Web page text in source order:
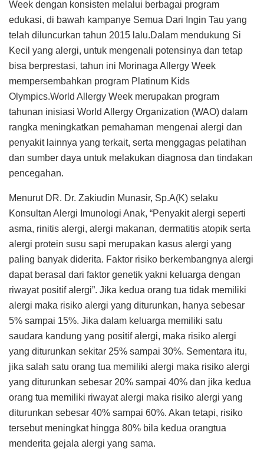
Week dengan konsisten melalui berbagai program
edukasi, di bawah kampanye Semua Dari Ingin Tau yang
telah diluncurkan tahun 2015 lalu.Dalam mendukung Si
Kecil yang alergi, untuk mengenali potensinya dan tetap
bisa berprestasi, tahun ini Morinaga Allergy Week
mempersembahkan program Platinum Kids
Olympics.World Allergy Week merupakan program
tahunan inisiasi World Allergy Organization (WAO) dalam
rangka meningkatkan pemahaman mengenai alergi dan
penyakit lainnya yang terkait, serta menggagas pelatihan
dan sumber daya untuk melakukan diagnosa dan tindakan
pencegahan.
Menurut DR. Dr. Zakiudin Munasir, Sp.A(K) selaku
Konsultan Alergi Imunologi Anak, “Penyakit alergi seperti
asma, rinitis alergi, alergi makanan, dermatitis atopik serta
alergi protein susu sapi merupakan kasus alergi yang
paling banyak diderita. Faktor risiko berkembangnya alergi
dapat berasal dari faktor genetik yakni keluarga dengan
riwayat positif alergi”. Jika kedua orang tua tidak memiliki
alergi maka risiko alergi yang diturunkan, hanya sebesar
5% sampai 15%. Jika dalam keluarga memiliki satu
saudara kandung yang positif alergi, maka risiko alergi
yang diturunkan sekitar 25% sampai 30%. Sementara itu,
jika salah satu orang tua memiliki alergi maka risiko alergi
yang diturunkan sebesar 20% sampai 40% dan jika kedua
orang tua memiliki riwayat alergi maka risiko alergi yang
diturunkan sebesar 40% sampai 60%. Akan tetapi, risiko
tersebut meningkat hingga 80% bila kedua orangtua
menderita gejala alergi yang sama.